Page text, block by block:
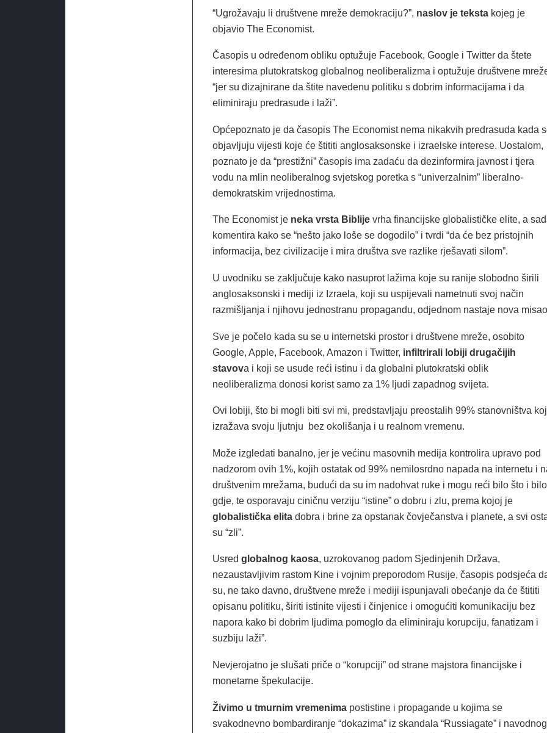
“Ugrožavaju li društvene mreže demokraciju?”, naslov je tekstakojeg je
objavio The Economist.
Časopis u određenom obliku optužuje Facebook, Google i Twitter da štete
interesima plutokratskog globalnog neoliberalizma i optužuje društvene
“jer su dizajnirane da štite navedenu politiku s dobrim informacijama i da
eliminiraju predrasude i laži”.
Općepoznato je da časopis The Economist nema nikakvih predrasuda kada
objavljuju vijesti koje će štititi anglosaksonske i izraelske interese. Uostalom,
poznato je da “prestižni” časopis ima zadaću da dezinformira javnost i tjera
vodu na mlin neoliberalnog svjetskog poretka s “univerzalnim” liberalno-
demokratskim vrijednostima.
The Economist je neka vrsta Biblijevrha financijske globalističke elite, a
komentira kako se “nešto jako loše se dogodilo” i tvrdi “da će bez pristojnih
informacija, bez civilizacije i mira društva sve razlike rješavati silom”.
U uvodniku se zaključuje kako nasuprot lažima koje su ranije slobodno širili
anglosaksonski i mediji iz Izraela, koji su uspijevali nametnuti svoj način
razmišljanja i njihovu jednostranu propagandu, odjednom nastaje nova
Sve je počelo kada su se u internetski prostor i društvene mreže, osobito
Google, Apple, Facebook, Amazon i Twitter, infiltrirali lobiji drugačijih
stavova i koji se usude reći istinu i da globalni plutokratski oblik
neoliberalizma donosi korist samo za 1% ljudi zapadnog svijeta.
Ovi lobiji, što bi mogli biti svi mi, predstavljaju preostalih 99% stanovništva
izražava svoju ljutnju bez okolišanja i u realnom vremenu.
Može izgledati banalno, jer je većinu masovnih medija kontrolira upravo pod
nadzorom ovih 1%, kojih ostatak od 99% nemilosrdno napada na internetu i
društvenim mrežama, budući da su im nadohvat ruke i mogu reći bilo što i bilo
gdje, te osporavaju ciničnu verziju “istine” o dobru i zlu, prema kojoj je
globalistička elitadobra i brine za opstanak čovječanstva i planete, a svi
su “zli”.
Usred globalnog kaosa, uzrokovanog padom Sjedinjenih Država,
nezaustavljivim rastom Kine i vojnim preporodom Rusije, časopis podsjeća
su, ne tako davno, društvene mreže i mediji ispunjavali obećanje da će štititi
opisanu politiku, širiti istinite vijesti i činjenice i omogućiti komunikaciju bez
napora kako bi dobrim ljudima pomoglo da eliminiraju korupciju, fanatizam i
suzbiju laži”.
Nevjerojatno je slušati priče o “korupciji” od strane majstora financijske i
monetarne špekulacije.
Živimo u tmurnim vremenimapostistine i propagande u kojima se
svakodnevno bombardiranje “dokazima” iz skandala “Russiagate” i navodnog